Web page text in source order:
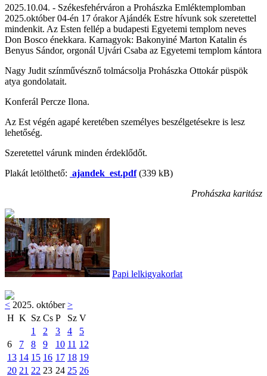
2025.10.04. - Székesfehérváron a Prohászka Emléktemplomban
2025.október 04-én 17 órakor Ajándék Estre hívunk sok szeretettel
mindenkit. Az Esten fellép a budapesti Egyetemi templom neves
Don Bosco énekkara. Karnagyok: Bakonyiné Marton Katalin és
Benyus Sándor, orgonál Ujvári Csaba az Egyetemi templom kántora
Nagy Judit színművésznő tolmácsolja Prohászka Ottokár püspök
atya gondolatait.
Konferál Percze Ilona.
Az Est végén agapé keretében személyes beszélgetésekre is lesz
lehetőség.
Szeretettel várunk minden érdeklődőt.
Plakát letölthető: ajandek_est.pdf(339 kB)
Prohászka karitász
Papi lelkigyakorlat
< 2025. október>
H K Sz Cs P Sz V
1
2 3 4
5
6
7 8 9 10 11 12
13 14 15 16 17 18 19
20 21 22 23 24 25 26